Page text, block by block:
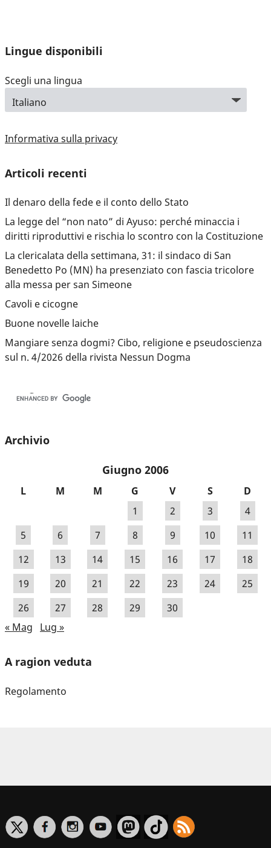
Lingue disponibili
Scegli una lingua
Informativa sulla privacy
Articoli recenti
Il denaro della fede e il conto dello Stato
La legge del “non nato” di Ayuso: perché minaccia i
diritti riproduttivi e rischia lo scontro con la Costituzione
La clericalata della settimana, 31: il sindaco di San
Benedetto Po (MN) ha presenziato con fascia tricolore
alla messa per san Simeone
Cavoli e cicogne
Buone novelle laiche
Mangiare senza dogmi? Cibo, religione e pseudoscienza
sul n. 4/2026 della rivista Nessun Dogma
Archivio
Giugno 2006
L M M G V S
D
1
2 3
4
5
6 7 8 9 10
11
12
13 14 15 16 17
18
19
20 21 22 23 24
25
26
27 28 29
30
« Mag
Lug »
A ragion veduta
Regolamento